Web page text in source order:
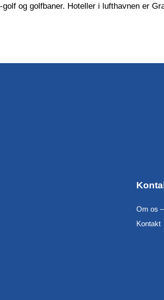
og golfbaner. Hoteller i lufthavnen er
Om os
Kontakt